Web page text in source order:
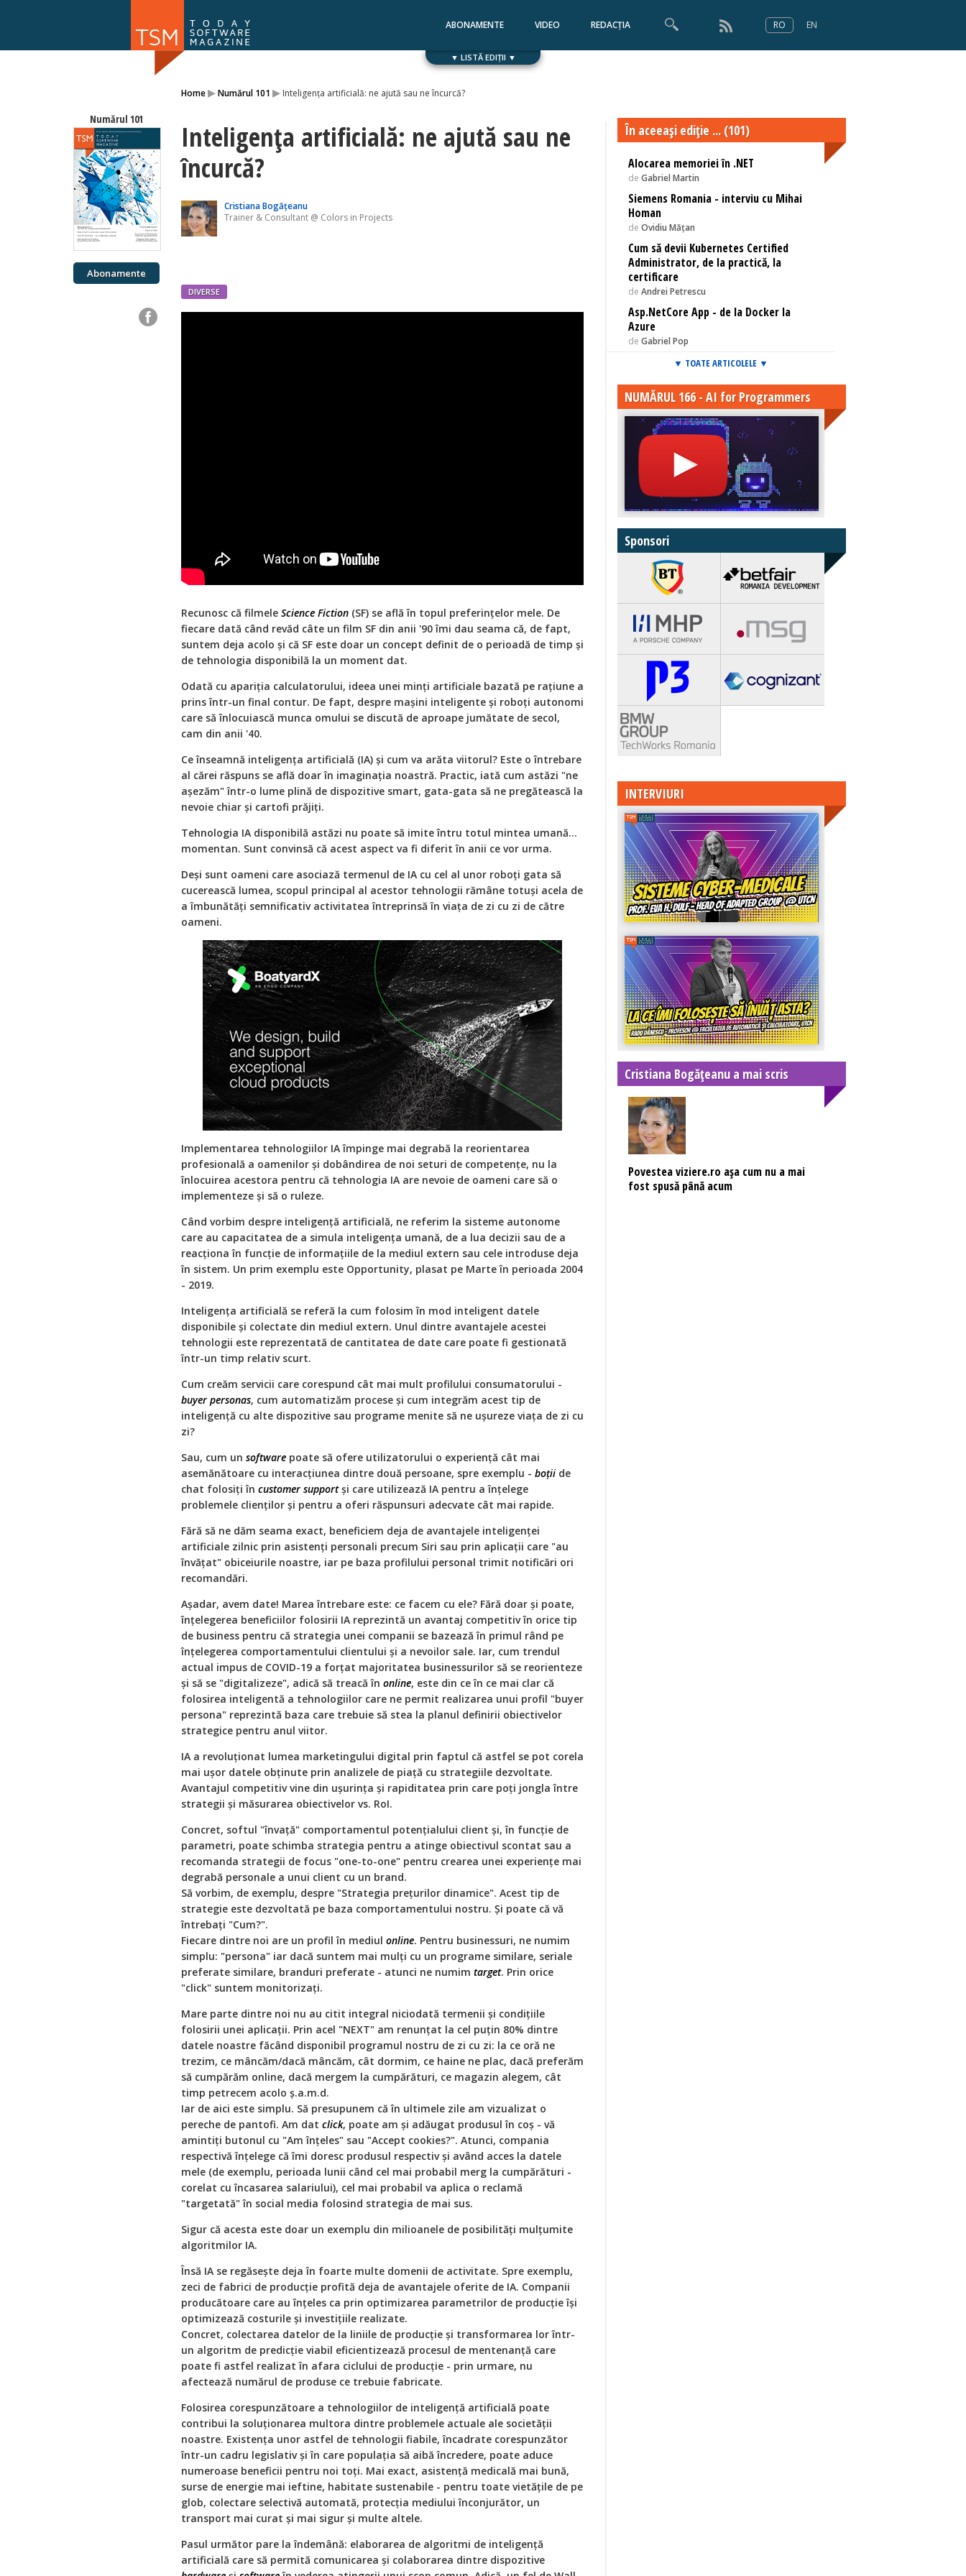
ABONAMENTE VIDEO REDACȚIA RO EN
▼ LISTĂ EDIȚII ▼
Home▸Numărul 101 ▸ Inteligența artificială: ne ajută sau ne încurcă?
Numărul 101
Abonamente
Inteligența artificială: ne ajută sau ne
încurcă?
Cristiana Bogățeanu
Trainer & Consultant @ Colors in Projects
DIVERSE
Recunosc că filmele Science Fiction (SF) se află în topul preferințelor mele. De
fiecare dată când revăd câte un film SF din anii '90 îmi dau seama că, de fapt,
suntem deja acolo și că SF este doar un concept definit de o perioadă de timp și
de tehnologia disponibilă la un moment dat.
Odată cu apariția calculatorului, ideea unei minți artificiale bazată pe rațiune a
prins într-un final contur. De fapt, despre mașini inteligente și roboți autonomi
care să înlocuiască munca omului se discută de aproape jumătate de secol,
cam din anii '40.
Ce înseamnă inteligența artificială (IA) și cum va arăta viitorul? Este o întrebare
al cărei răspuns se află doar în imaginația noastră. Practic, iată cum astăzi "ne
așezăm" într-o lume plină de dispozitive smart, gata-gata să ne pregătească la
nevoie chiar și cartofi prăjiți.
Tehnologia IA disponibilă astăzi nu poate să imite întru totul mintea umană…
momentan. Sunt convinsă că acest aspect va fi diferit în anii ce vor urma.
Deși sunt oameni care asociază termenul de IA cu cel al unor roboți gata să
cucerească lumea, scopul principal al acestor tehnologii rămâne totuși acela de
a îmbunătăți semnificativ activitatea întreprinsă în viața de zi cu zi de către
oameni.
Implementarea tehnologiilor IA împinge mai degrabă la reorientarea
profesională a oamenilor și dobândirea de noi seturi de competențe, nu la
înlocuirea acestora pentru că tehnologia IA are nevoie de oameni care să o
implementeze și să o ruleze.
Când vorbim despre inteligență artificială, ne referim la sisteme autonome
care au capacitatea de a simula inteligența umană, de a lua decizii sau de a
reacționa în funcție de informațiile de la mediul extern sau cele introduse deja
în sistem. Un prim exemplu este Opportunity, plasat pe Marte în perioada 2004
- 2019.
Inteligența artificială se referă la cum folosim în mod inteligent datele
disponibile și colectate din mediul extern. Unul dintre avantajele acestei
tehnologii este reprezentată de cantitatea de date care poate fi gestionată
într-un timp relativ scurt.
Cum creăm servicii care corespund cât mai mult profilului consumatorului -
buyer personas, cum automatizăm procese și cum integrăm acest tip de
inteligență cu alte dispozitive sau programe menite să ne ușureze viața de zi cu
zi?
Sau, cum un software poate să ofere utilizatorului o experiență cât mai
asemănătoare cu interacțiunea dintre două persoane, spre exemplu - boții de
chat folosiți în customer supportși care utilizează IA pentru a înțelege
problemele clienților și pentru a oferi răspunsuri adecvate cât mai rapide.
Fără să ne dăm seama exact, beneficiem deja de avantajele inteligenței
artificiale zilnic prin asistenți personali precum Siri sau prin aplicații care "au
învățat" obiceiurile noastre, iar pe baza profilului personal trimit notificări ori
recomandări.
Așadar, avem date! Marea întrebare este: ce facem cu ele? Fără doar și poate,
înțelegerea beneficiilor folosirii IA reprezintă un avantaj competitiv în orice tip
de business pentru că strategia unei companii se bazează în primul rând pe
înțelegerea comportamentului clientului și a nevoilor sale. Iar, cum trendul
actual impus de COVID-19 a forțat majoritatea businessurilor să se reorienteze
și să se "digitalizeze", adică să treacă în online, este din ce în ce mai clar că
folosirea inteligentă a tehnologiilor care ne permit realizarea unui profil "buyer
persona" reprezintă baza care trebuie să stea la planul definirii obiectivelor
strategice pentru anul viitor.
IA a revoluționat lumea marketingului digital prin faptul că astfel se pot corela
mai ușor datele obținute prin analizele de piață cu strategiile dezvoltate.
Avantajul competitiv vine din ușurința și rapiditatea prin care poți jongla între
strategii și măsurarea obiectivelor vs. RoI.
Concret, softul "învață" comportamentul potențialului client și, în funcție de
parametri, poate schimba strategia pentru a atinge obiectivul scontat sau a
recomanda strategii de focus "one-to-one" pentru crearea unei experiențe mai
degrabă personale a unui client cu un brand.
Să vorbim, de exemplu, despre "Strategia prețurilor dinamice". Acest tip de
strategie este dezvoltată pe baza comportamentului nostru. Și poate că vă
întrebați "Cum?".
Fiecare dintre noi are un profil în mediul online. Pentru businessuri, ne numim
simplu: "persona" iar dacă suntem mai mulți cu un programe similare, seriale
preferate similare, branduri preferate - atunci ne numim target. Prin orice
"click" suntem monitorizați.
Mare parte dintre noi nu au citit integral niciodată termenii și condițiile
folosirii unei aplicații. Prin acel "NEXT" am renunțat la cel puțin 80% dintre
datele noastre făcând disponibil programul nostru de zi cu zi: la ce oră ne
trezim, ce mâncăm/dacă mâncăm, cât dormim, ce haine ne plac, dacă preferăm
să cumpărăm online, dacă mergem la cumpărături, ce magazin alegem, cât
timp petrecem acolo ș.a.m.d.
Iar de aici este simplu. Să presupunem că în ultimele zile am vizualizat o
pereche de pantofi. Am dat click, poate am și adăugat produsul în coș - vă
amintiți butonul cu "Am înțeles" sau "Accept cookies?". Atunci, compania
respectivă înțelege că îmi doresc produsul respectiv și având acces la datele
mele (de exemplu, perioada lunii când cel mai probabil merg la cumpărături -
corelat cu încasarea salariului), cel mai probabil va aplica o reclamă
"targetată" în social media folosind strategia de mai sus.
Sigur că acesta este doar un exemplu din milioanele de posibilități mulțumite
algoritmilor IA.
Însă IA se regăsește deja în foarte multe domenii de activitate. Spre exemplu,
zeci de fabrici de producție profită deja de avantajele oferite de IA. Companii
producătoare care au înțeles ca prin optimizarea parametrilor de producție își
optimizează costurile și investițiile realizate.
Concret, colectarea datelor de la liniile de producție și transformarea lor într-
un algoritm de predicție viabil eficientizează procesul de mentenanță care
poate fi astfel realizat în afara ciclului de producție - prin urmare, nu
afectează numărul de produse ce trebuie fabricate.
Folosirea corespunzătoare a tehnologiilor de inteligență artificială poate
contribui la soluționarea multora dintre problemele actuale ale societății
noastre. Existența unor astfel de tehnologii fiabile, încadrate corespunzător
într-un cadru legislativ și în care populația să aibă încredere, poate aduce
numeroase beneficii pentru noi toți. Mai exact, asistență medicală mai bună,
surse de energie mai ieftine, habitate sustenabile - pentru toate vietățile de pe
glob, colectare selectivă automată, protecția mediului înconjurător, un
transport mai curat și mai sigur și multe altele.
Pasul următor pare la îndemână: elaborarea de algoritmi de inteligență
artificială care să permită comunicarea și colaborarea dintre dispozitive
În aceeaşi ediţie ... (101)
Alocarea memoriei în .NET
de Gabriel Martin
Siemens Romania - interviu cu Mihai
Homan
de Ovidiu Mățan
Cum să devii Kubernetes Certified
Administrator, de la practică, la
certificare
de Andrei Petrescu
Asp.NetCore App - de la Docker la
Azure
de Gabriel Pop
▼ TOATE ARTICOLELE ▼
NUMĂRUL 166 - AI for Programmers
Sponsori
INTERVIURI
Cristiana Bogățeanu a mai scris
Povestea viziere.ro așa cum nu a mai
fost spusă până acum